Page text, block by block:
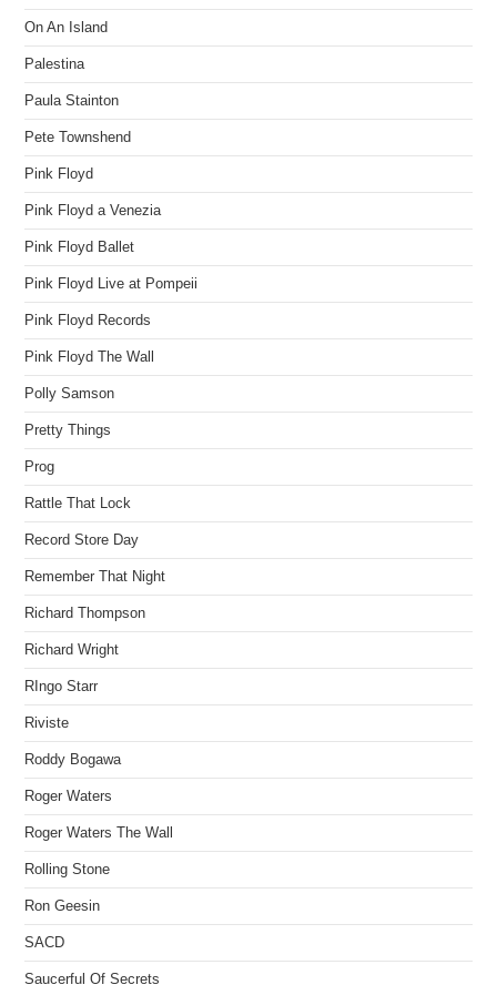
On An Island
Palestina
Paula Stainton
Pete Townshend
Pink Floyd
Pink Floyd a Venezia
Pink Floyd Ballet
Pink Floyd Live at Pompeii
Pink Floyd Records
Pink Floyd The Wall
Polly Samson
Pretty Things
Prog
Rattle That Lock
Record Store Day
Remember That Night
Richard Thompson
Richard Wright
RIngo Starr
Riviste
Roddy Bogawa
Roger Waters
Roger Waters The Wall
Rolling Stone
Ron Geesin
SACD
Saucerful Of Secrets